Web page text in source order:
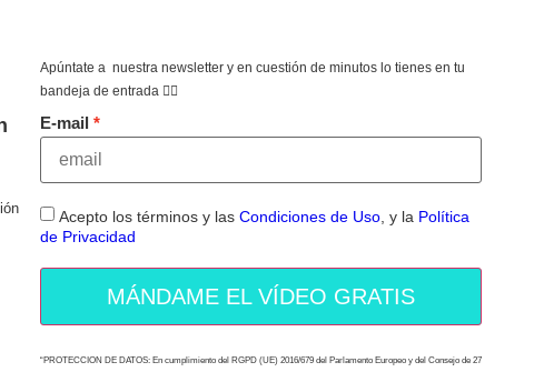
Apúntate a nuestra newsletter y en cuestión de minutos lo tienes en tu
bandeja de entrada 👇🏻
E-mail
Acepto los términos y las Condiciones de Uso, y la Política
de Privacidad
MÁNDAME EL VÍDEO GRATIS
“PROTECCION DE DATOS: En cumplimiento del RGPD (UE) 2016/679 del Parlamento Europeo y del Consejo de 27